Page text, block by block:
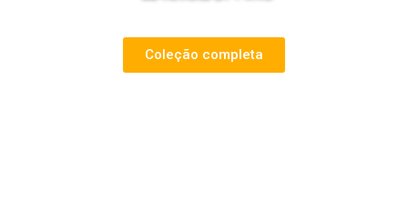
Coleção completa